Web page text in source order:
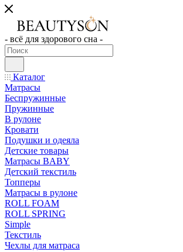
- всё для здорового сна -
Каталог
Матрасы
Беспружинные
Пружинные
В рулоне
Кровати
Подушки и одеяла
Детские товары
Матрасы BABY
Детский текстиль
Топперы
Матрасы в рулоне
ROLL FOAM
ROLL SPRING
Simple
Текстиль
Чехлы для матраса